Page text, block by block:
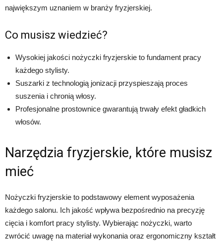
największym uznaniem w branży fryzjerskiej.
Co musisz wiedzieć?
Wysokiej jakości nożyczki fryzjerskie to fundament pracy
każdego stylisty.
Suszarki z technologią jonizacji przyspieszają proces
suszenia i chronią włosy.
Profesjonalne prostownice gwarantują trwały efekt gładkich
włosów.
Narzędzia fryzjerskie, które musisz
mieć
Nożyczki fryzjerskie to podstawowy element wyposażenia
każdego salonu. Ich jakość wpływa bezpośrednio na precyzję
cięcia i komfort pracy stylisty. Wybierając nożyczki, warto
zwrócić uwagę na materiał wykonania oraz ergonomiczny kształt